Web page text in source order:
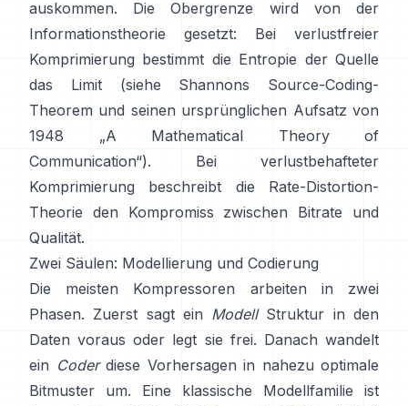
auskommen. Die Obergrenze wird von der
Informationstheorie gesetzt: Bei verlustfreier
Komprimierung bestimmt die Entropie der Quelle
das Limit (siehe Shannons
Source-Coding-
Theorem und seinen ursprünglichen Aufsatz von
1948
„A Mathematical Theory of
Communication“). Bei verlustbehafteter
Komprimierung beschreibt die
Rate-Distortion-
Theorie den Kompromiss zwischen Bitrate und
Qualität.
Zwei Säulen: Modellierung und Codierung
Die meisten Kompressoren arbeiten in zwei
Phasen. Zuerst sagt ein ModellStruktur in den
Daten voraus oder legt sie frei. Danach wandelt
ein Coderdiese Vorhersagen in nahezu optimale
Bitmuster um. Eine klassische Modellfamilie ist